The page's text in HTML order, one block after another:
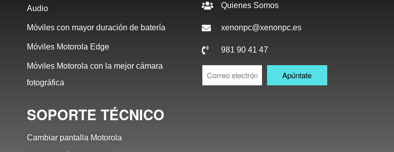
Audio
Móviles con mayor duración de batería
Móviles Motorola Edge
Móviles Motorola con la mejor cámara
fotográfica
SOPORTE TÉCNICO
Cambiar pantalla Motorola
Quienes Somos
xenonpc@xenonpc.es
981 90 41 47
Apúntate